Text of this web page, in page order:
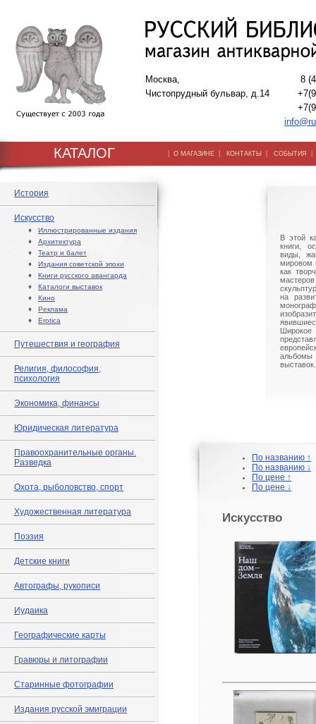
Москва,
Чистопрудный бульвар, д.14
8
КАТАЛОГ | О МАГАЗИНЕ | КОНТАКТЫ | СОБЫТИЯ
История
Искусство
♦ Иллюстрированные издания
♦ Архитектура
♦ Театр и балет
♦ Издания советской эпохи
♦ Книги русского авангарда
♦ Каталоги выставок
♦ Кино
♦ Реклама
♦ Erotica
Путешествия и география
Религия, философия,
психология
Экономика, финансы
Юридическая литература
Правоохранительные органы.
Разведка
Охота, рыболовство, спорт
Художественная литература
Поэзия
Детские книги
Автографы, рукописи
Иудаика
Географические карты
Гравюры и литографии
Старинные фотографии
Издания русской эмиграции
В этой
книги,
виды,
мировом
как
на
выставок.
По названию ↑
По названию ↓
По цене ↑
По цене ↓
Искусство